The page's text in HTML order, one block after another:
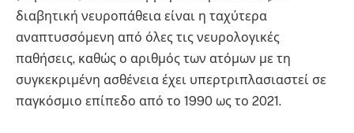
διαβητική νευροπάθεια είναι η ταχύτερα
αναπτυσσόμενη από όλες τις νευρολογικές
παθήσεις, καθώς ο αριθμός των ατόμων με τη
συγκεκριμένη ασθένεια έχει υπερτριπλασιαστεί σε
παγκόσμιο επίπεδο από το 1990 ως το 2021.